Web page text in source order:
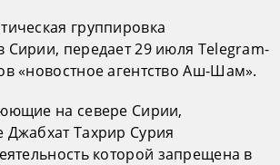
группировка
Сирии, передает 29 июля Telegram-
«новостное агентство Аш-Шам».
на севере Сирии,
Джабхат Тахрир Сурия
которой запрещена в